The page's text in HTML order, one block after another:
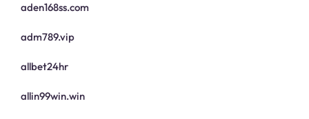
aden168ss.com
adm789.vip
allbet24hr
allin99win.win